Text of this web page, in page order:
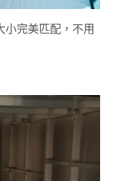
小完美匹配，不用